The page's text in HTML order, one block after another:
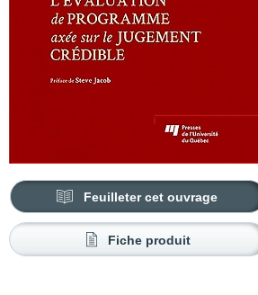
Feuilleter cet ouvrage
Fiche produit